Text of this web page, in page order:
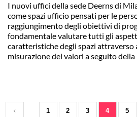
I nuovi uffici della sede Deerns di
come spazi ufficio pensati per le
raggiungimento degli obiettivi di
fondamentale valutare tutti gli
caratteristiche degli spazi attraverso
misurazione dei valori a seguito
1 2 3 4 5